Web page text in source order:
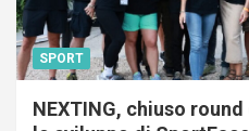
SPORT
NEXTING, chiuso